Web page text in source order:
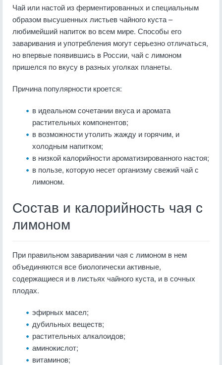
Чай или настой из ферментированных и специальным
образом высушенных листьев чайного куста –
любимейший напиток во всем мире. Способы его
заваривания и употребления могут серьезно отличаться,
но впервые появившись в России, чай с лимоном
пришелся по вкусу в разных уголках планеты.
Причина популярности кроется:
в идеальном сочетании вкуса и аромата
растительных компонентов;
в возможности утолить жажду и горячим, и
холодным напитком;
в низкой калорийности ароматизированного настоя;
в пользе, которую несет организму свежий чай с
лимоном.
Состав и калорийность чая с
лимоном
При правильном заваривании чая с лимоном в нем
объединяются все биологически активные,
содержащиеся и в листьях чайного куста, и в сочных
плодах.
эфирных масел;
дубильных веществ;
растительных алкалоидов;
аминокислот;
витаминов;